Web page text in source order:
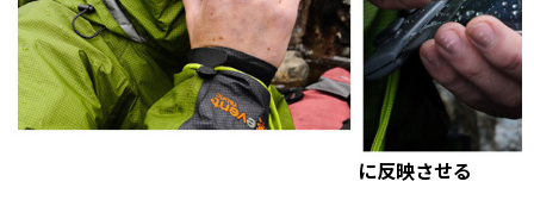
に反映させる